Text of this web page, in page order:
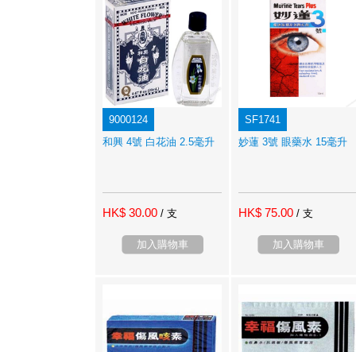
9000124
和興 4號 白花油 2.5毫升
HK$ 30.00 / 支
加入購物車
SF1741
妙蓮 3號 眼藥水 15毫升
HK$ 75.00 / 支
加入購物車